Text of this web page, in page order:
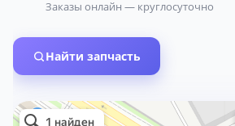
Заказы онлайн — круглосуточно
Найти запчасть